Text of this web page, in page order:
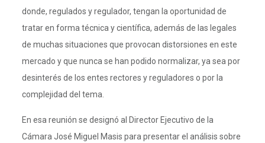
donde, regulados y regulador, tengan la oportunidad de
tratar en forma técnica y científica, además de las legales
de muchas situaciones que provocan distorsiones en este
mercado y que nunca se han podido normalizar, ya sea por
desinterés de los entes rectores y reguladores o por la
complejidad del tema.
En esa reunión se designó al Director Ejecutivo de la
Cámara José Miguel Masis para presentar el análisis sobre